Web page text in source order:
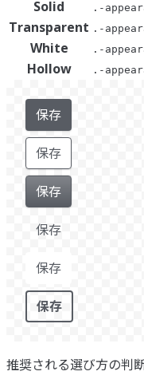
Solid .-
Transparent .-
White .-
Hollow .-
保存
保存
保存
保存
保存
保存
推奨される選び方の判